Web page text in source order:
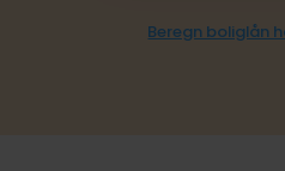
Beregn boliglån